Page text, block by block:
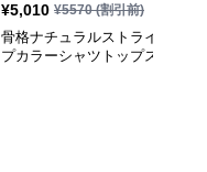
¥5,010 ¥5570(割引前)
骨格ナチュラルストライ
プカラーシャツトップス